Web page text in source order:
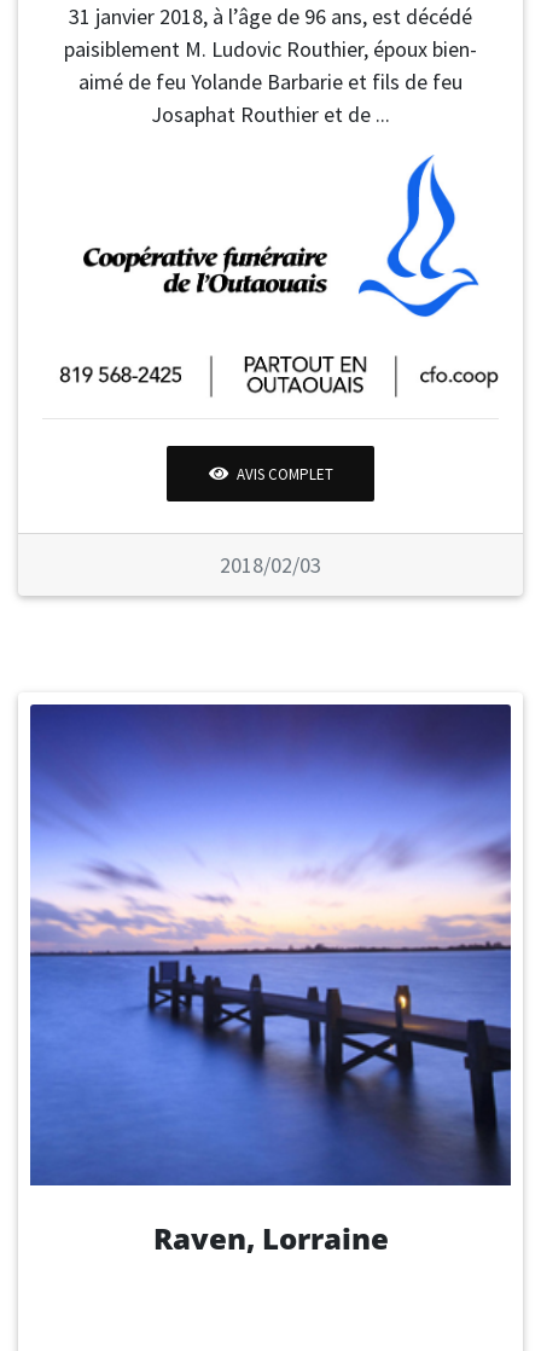
31 janvier 2018, à l’âge de 96 ans, est décédé
paisiblement M. Ludovic Routhier, époux bien-
aimé de feu Yolande Barbarie et fils de feu
Josaphat Routhier et de ...
AVIS COMPLET
2018/02/03
Raven, Lorraine